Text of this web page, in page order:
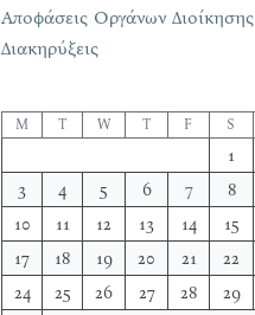
Αποφάσεις Οργάνων Διοίκησης
Διακηρύξεις
M T W T F S
1
3
4 5 6 7 8
10
11 12 13 14 15
17
18 19 20 21 22
24
25 26 27 28 29